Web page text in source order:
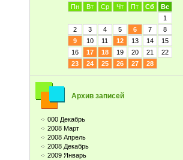
Пн
Вт Ср Чт Пт Сб
Вс
1
2
3 4 5 6 7
8
9
10 11 12 13 14
15
16
17 18 19 20 21
22
23
24 25 26 27 28
Архив записей
000 Декабрь
2008 Март
2008 Апрель
2008 Декабрь
2009 Январь